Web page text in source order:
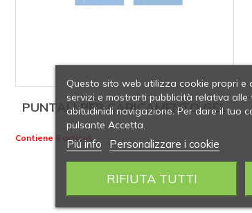
PUNTALI PER CARICAMENTO GEL
Contiene 6 articoli
Questo sito web utilizza cookie propri e
servizi e mostrarti pubblicità relativa
abitudinidi navigazione. Per dare il tuo
pulsante Accetta.
Piú info Personalizzare i cookie
RIFIUTA TUTTI